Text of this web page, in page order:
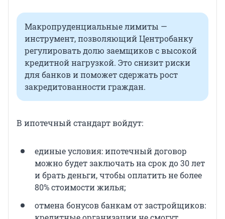
Макропруденциальные лимиты —
инструмент, позволяющий Центробанку
регулировать долю заемщиков с высокой
кредитной нагрузкой. Это снизит риски
для банков и поможет сдержать рост
закредитованности граждан.
В ипотечный стандарт войдут:
единые условия: ипотечный договор
можно будет заключать на срок до 30 лет
и брать деньги, чтобы оплатить не более
80% стоимости жилья;
отмена бонусов банкам от застройщиков: